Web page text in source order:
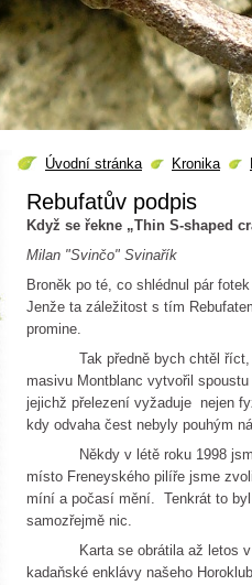
Úvodní stránka Kronika
Rebufatův podpis
Když se řekne „Thin S-shaped
Milan "Svinčo" Svinařík
Broněk po té, co shlédnul pár
Jenže ta záležitost s tím
promine.
Tak předně bych chtěl říct, že
masivu Montblanc vytvořil
jejichž přelezení vyžaduje nejen
kdy odvaha čest nebyly pouhým
Někdy v létě roku 1998 jsme s
místo Freneyského pilíře jsme
míní a počasí mění. Tenkrát to
samozřejmě nic.
Karta se obrátila až letos v
kadaňské enklávy našeho